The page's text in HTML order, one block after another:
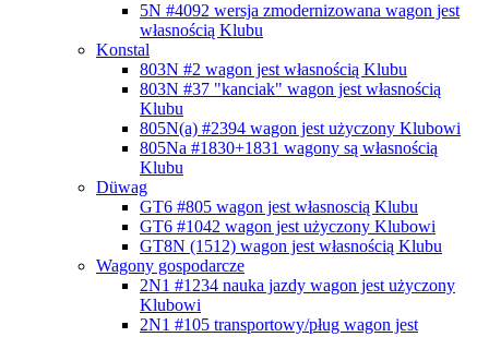
5N #4092 wersja zmodernizowana wagon jest
własnością Klubu
Konstal
803N #2 wagon jest własnością Klubu
803N #37 "kanciak" wagon jest własnością
Klubu
805N(a) #2394 wagon jest użyczony Klubowi
805Na #1830+1831 wagony są własnością
Klubu
Düwag
GT6 #805 wagon jest własnoscią Klubu
GT6 #1042 wagon jest użyczony Klubowi
GT8N (1512) wagon jest własnością Klubu
Wagony gospodarcze
2N1 #1234 nauka jazdy wagon jest użyczony
Klubowi
2N1 #105 transportowy/pług wagon jest